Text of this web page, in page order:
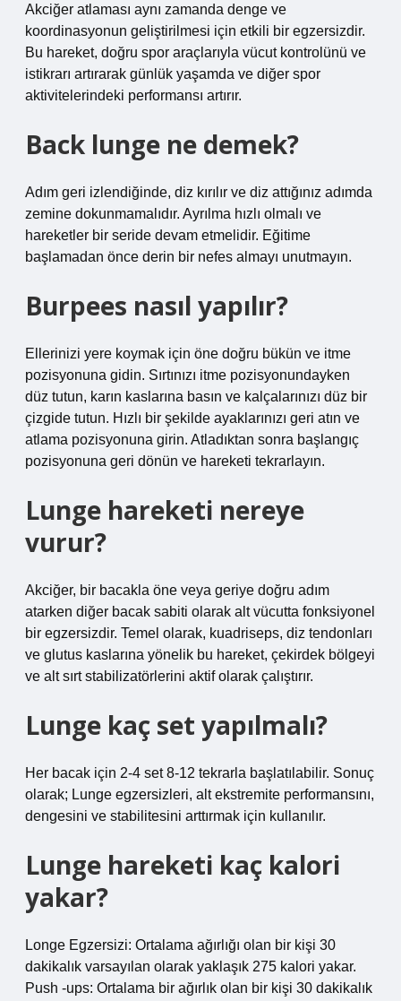
Akciğer atlaması aynı zamanda denge ve
koordinasyonun geliştirilmesi için etkili bir egzersizdir.
Bu hareket, doğru spor araçlarıyla vücut kontrolünü ve
istikrarı artırarak günlük yaşamda ve diğer spor
aktivitelerindeki performansı artırır.
Back lunge ne demek?
Adım geri izlendiğinde, diz kırılır ve diz attığınız adımda
zemine dokunmamalıdır. Ayrılma hızlı olmalı ve
hareketler bir seride devam etmelidir. Eğitime
başlamadan önce derin bir nefes almayı unutmayın.
Burpees nasıl yapılır?
Ellerinizi yere koymak için öne doğru bükün ve itme
pozisyonuna gidin. Sırtınızı itme pozisyonundayken
düz tutun, karın kaslarına basın ve kalçalarınızı düz bir
çizgide tutun. Hızlı bir şekilde ayaklarınızı geri atın ve
atlama pozisyonuna girin. Atladıktan sonra başlangıç ​​
pozisyonuna geri dönün ve hareketi tekrarlayın.
Lunge hareketi nereye
vurur?
Akciğer, bir bacakla öne veya geriye doğru adım
atarken diğer bacak sabiti olarak alt vücutta fonksiyonel
bir egzersizdir. Temel olarak, kuadriseps, diz tendonları
ve glutus kaslarına yönelik bu hareket, çekirdek bölgeyi
ve alt sırt stabilizatörlerini aktif olarak çalıştırır.
Lunge kaç set yapılmalı?
Her bacak için 2-4 set 8-12 tekrarla başlatılabilir. Sonuç
olarak; Lunge egzersizleri, alt ekstremite performansını,
dengesini ve stabilitesini arttırmak için kullanılır.
Lunge hareketi kaç kalori
yakar?
Longe Egzersizi: Ortalama ağırlığı olan bir kişi 30
dakikalık varsayılan olarak yaklaşık 275 kalori yakar.
Push -ups: Ortalama bir ağırlık olan bir kişi 30 dakikalık